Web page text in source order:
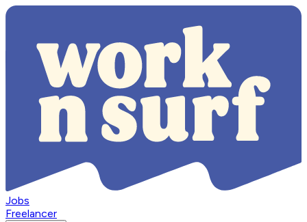
Jobs
Freelancer